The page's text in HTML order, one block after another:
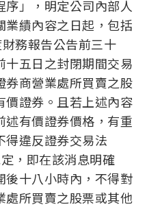
序」，明定公司內部人
業績內容之日起，包括
務報告公告前三十
十五日之封閉期間交易
券商營業處所買賣之股
價證券。且若上述內容
述有價證券價格，有重
得違反證券交易法
，即在該消息明確
後十八小時內，不得對
處所買賣之股票或其他